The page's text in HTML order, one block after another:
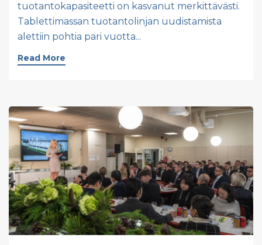
tuotantokapasiteetti on kasvanut merkittävästi.
Tablettimassan tuotantolinjan uudistamista
alettiin pohtia pari vuotta...
Read More